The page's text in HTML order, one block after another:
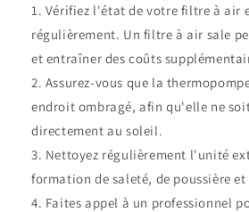
Vérifiez l'état de votre filtre à air
régulièrement. Un filtre à air sale
et entraîner des coûts
Assurez-vous que la
endroit ombragé, afin qu'elle ne
directement au soleil.
Nettoyez régulièrement l'unité
formation de saleté, de poussière et
Faites appel à un professionnel